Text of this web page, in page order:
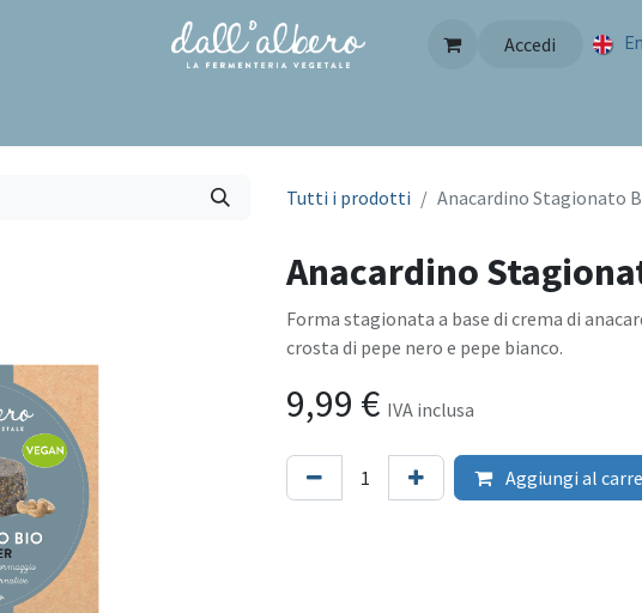
Accedi
Tutti i prodotti Anacardino Stagionato
Anacardino
Forma stagionata a base di crema di
crosta di pepe nero e pepe bianco.
9,99 € IVA inclusa
Aggiungi al